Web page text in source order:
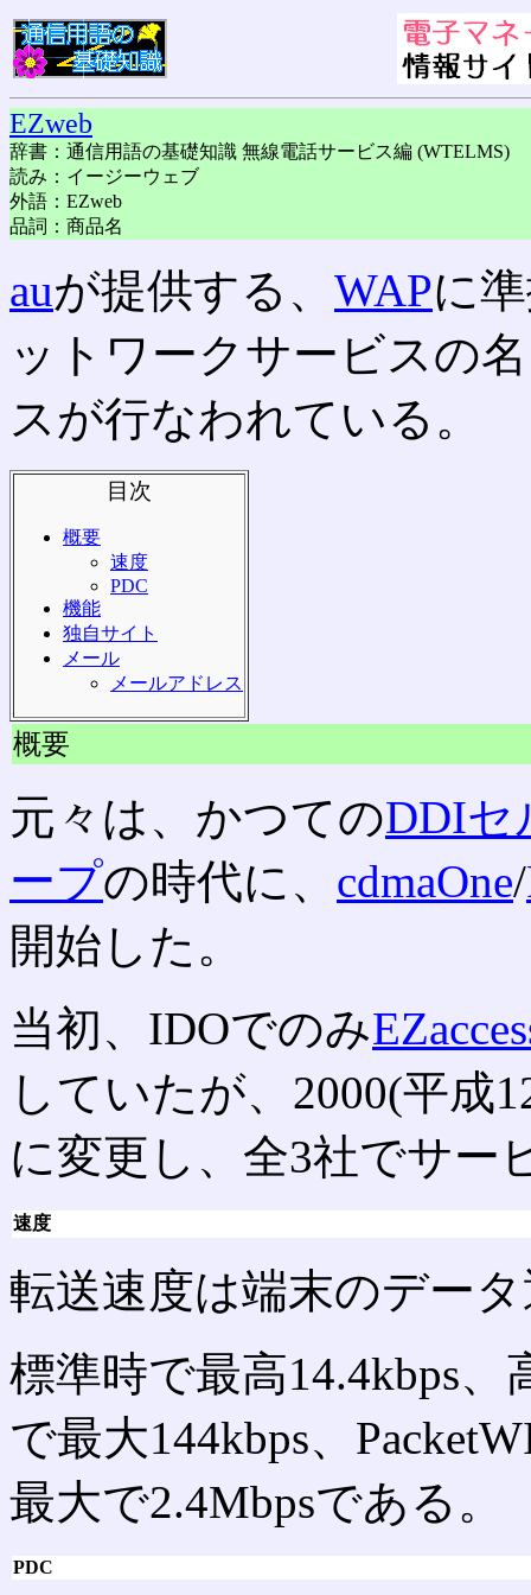
EZweb
辞書：通信用語の基礎知識 無線電話サービス編 (WTELMS)
読み：イージーウェブ
外語：EZweb
品詞：商品名
auが提供する、 WAPに
ットワークサービスの
スが行なわれている。
目次
概要
速度
PDC
機能
独自サイト
メール
メールアドレス
概要
元々は、かつてのDDIセ
ープの時代に、 cdmaOne/
開始した。
当初、IDOでのみ
していたが、2000(平成
に変更し、全3社でサー
速度
転送速度は端末のデー
標準時で最高14.4kbps
で最大144kbps、
最大で2.4Mbpsである。
PDC